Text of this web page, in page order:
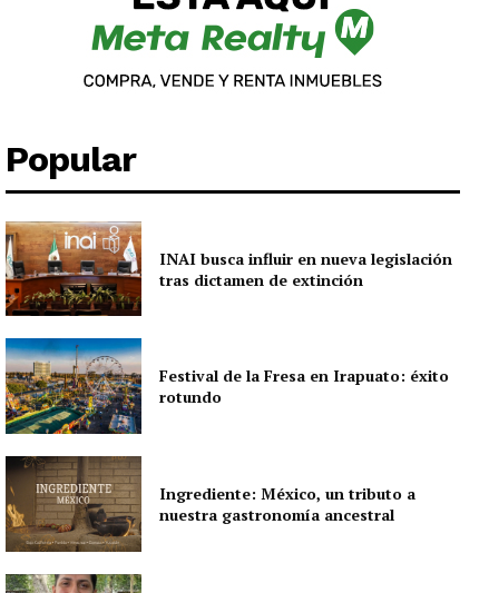
Popular
INAI busca influir en nueva legislación
tras dictamen de extinción
Festival de la Fresa en Irapuato: éxito
rotundo
Ingrediente: México, un tributo a
nuestra gastronomía ancestral